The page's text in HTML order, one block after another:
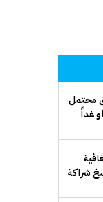
محتمل
غداً
شراكة